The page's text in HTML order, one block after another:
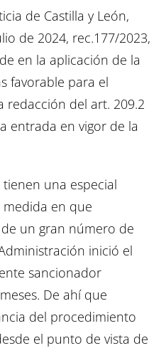
de Castilla y León,
de 2024, rec.177/2023,
en la aplicación de la
favorable para el
redacción del art. 209.2
entrada en vigor de la
una especial
en que
un gran número de
inició el
sancionador
De ahí que
del procedimiento
el punto de vista de